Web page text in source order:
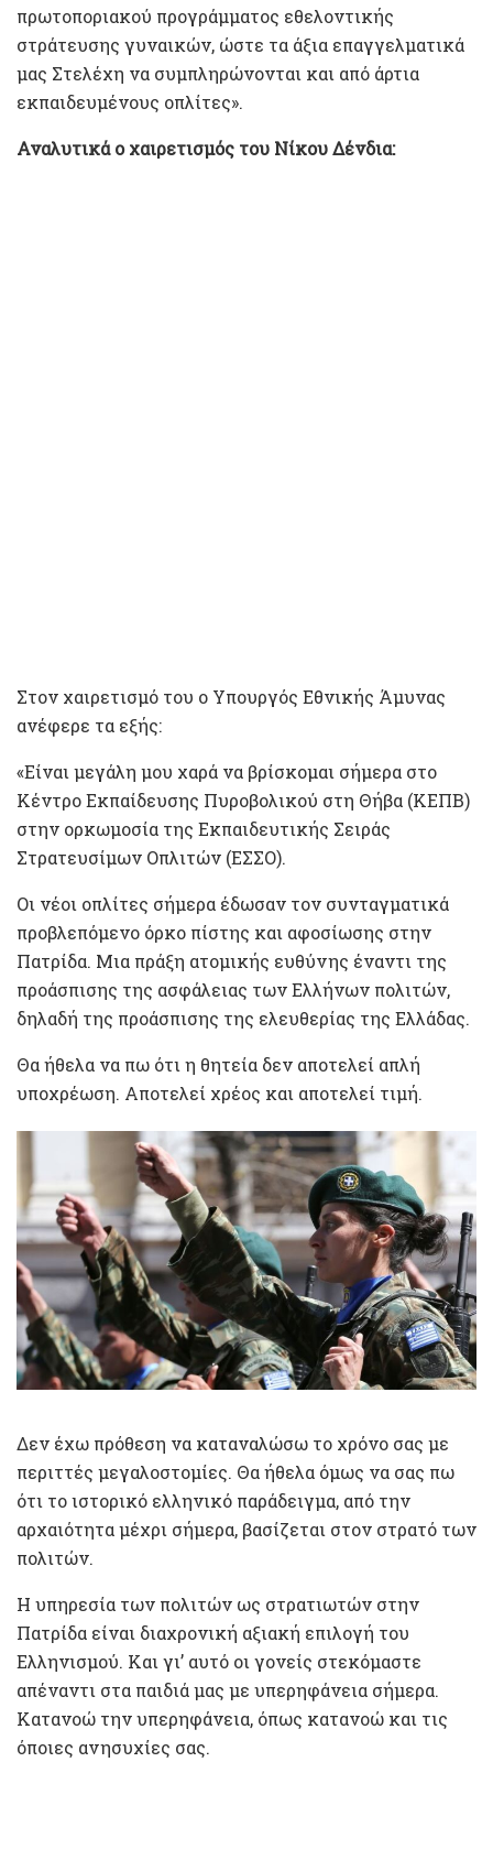
πρωτοποριακού προγράμματος εθελοντικής
στράτευσης γυναικών, ώστε τα άξια επαγγελματικά
μας Στελέχη να συμπληρώνονται και από άρτια
εκπαιδευμένους οπλίτες».
Αναλυτικά ο χαιρετισμός του Νίκου Δένδια:
Στον χαιρετισμό του ο Υπουργός Εθνικής Άμυνας
ανέφερε τα εξής:
«Είναι μεγάλη μου χαρά να βρίσκομαι σήμερα στο
Κέντρο Εκπαίδευσης Πυροβολικού στη Θήβα (ΚΕΠΒ)
στην ορκωμοσία της Εκπαιδευτικής Σειράς
Στρατευσίμων Οπλιτών (ΕΣΣΟ).
Οι νέοι οπλίτες σήμερα έδωσαν τον συνταγματικά
προβλεπόμενο όρκο πίστης και αφοσίωσης στην
Πατρίδα. Μια πράξη ατομικής ευθύνης έναντι της
προάσπισης της ασφάλειας των Ελλήνων πολιτών,
δηλαδή της προάσπισης της ελευθερίας της Ελλάδας.
Θα ήθελα να πω ότι η θητεία δεν αποτελεί απλή
υποχρέωση. Αποτελεί χρέος και αποτελεί τιμή.
Δεν έχω πρόθεση να καταναλώσω το χρόνο σας με
περιττές μεγαλοστομίες. Θα ήθελα όμως να σας πω
ότι το ιστορικό ελληνικό παράδειγμα, από την
αρχαιότητα μέχρι σήμερα, βασίζεται στον στρατό των
πολιτών.
Η υπηρεσία των πολιτών ως στρατιωτών στην
Πατρίδα είναι διαχρονική αξιακή επιλογή του
Ελληνισμού. Και γι’ αυτό οι γονείς στεκόμαστε
απέναντι στα παιδιά μας με υπερηφάνεια σήμερα.
Κατανοώ την υπερηφάνεια, όπως κατανοώ και τις
όποιες ανησυχίες σας.